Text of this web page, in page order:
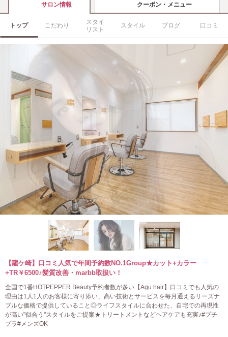
サロン情報 クーポン・メニュー
トップ こだわり
スタイ
リスト
スタイル ブログ 口コミ
【龍ケ崎】口コミ人気で年間予約数NO.1Group★カット+カラー
+TR￥6500♪髪質改善・marbb取扱い！
全国で1番HOTPEPPER Beauty予約者数が多い【Agu hair】口コミでも人気の
理由は1人1人のお客様に寄り添い、高い技術とサービスを毎月通えるリーズナ
ブルな価格で提供していること◎ライフスタイルに合わせた、自宅での再現性
が高い"似合う"スタイルをご提案★トリートメントなどヘアケアも充実♪#プチ
プラ#メンズOK